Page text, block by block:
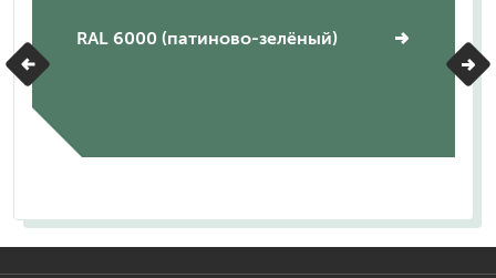
RAL 6000 (патиново-зелёный)